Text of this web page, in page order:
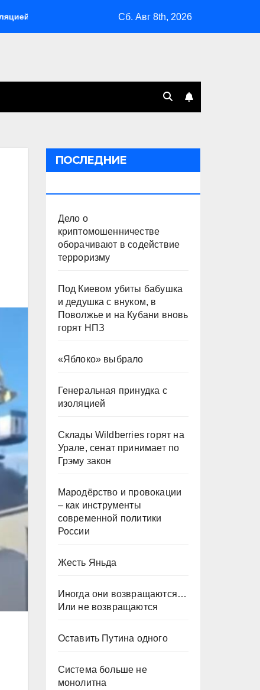
Склады Wildberries горят на Урале, сенат принимает по
Сб. Авг 8th, 2026
ПОСЛЕДНИЕ
Дело о
криптомошенничестве
оборачивают в содействие
терроризму
Под Киевом убиты бабушка
и дедушка с внуком, в
Поволжье и на Кубани вновь
горят НПЗ
«Яблоко» выбрало
Генеральная принудка с
изоляцией
Склады Wildberries горят на
Урале, сенат принимает по
Грэму закон
Мародёрство и провокации
– как инструменты
современной политики
России
Жесть Яньда
Иногда они возвращаются…
Или не возвращаются
Оставить Путина одного
Система больше не
монолитна